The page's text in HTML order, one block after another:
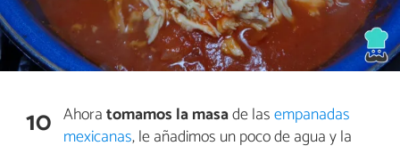
10 Ahoratomamos la masade lasempanadas
mexicanas, le añadimos un poco de agua y la